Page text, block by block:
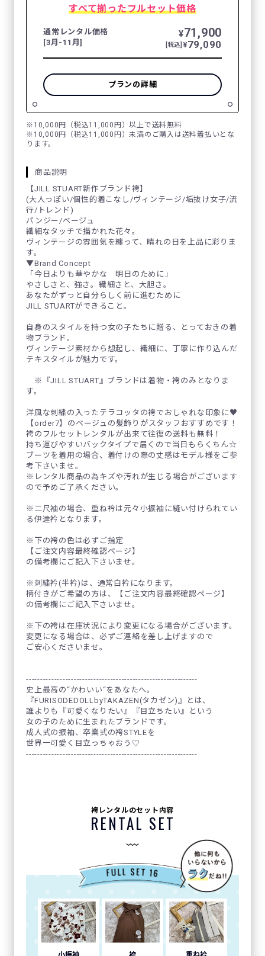
すべて揃ったフルセット価格
通常レンタル価格
[3月-11月]
¥71,900
[税込] ¥79,090
プランの詳細
※10,000円（税込11,000円）以上で送料無料
※10,000円（税込11,000円）未満のご購入は送料着払いとな
ります。
商品説明
【JILL STUART新作ブランド袴】
(大人っぽい/個性的着こなし/ヴィンテージ/垢抜け女子/流
行/トレンド)
パンジー/ベージュ
繊細なタッチで描かれた花々。
ヴィンテージの雰囲気を纏って、晴れの日を上品に彩りま
す。
▼Brand Concept
「今日よりも華やかな 明日のために」
やさしさと、強さ。繊細さと、大胆さ。
あなたがずっと自分らしく前に進むために
JILL STUARTができること。
自身のスタイルを持つ女の子たちに贈る、とっておきの着
物ブランド。
ヴィンテージ素材から想起し、繊細に、丁寧に作り込んだ
テキスタイルが魅力です。
※『JILL STUART』ブランドは着物・袴のみとなりま
す。
洋風な刺繍の入ったテラコッタの袴でおしゃれな印象に♥
【order7】のベージュの髪飾りがスタッフおすすめです！
袴のフルセットレンタルが出来て往復の送料も無料！
持ち運びやすいバックタイプで届くので当日もらくちん☆
ブーツを着用の場合、着付けの際の丈感はモデル様をご参
考下さいませ。
※レンタル商品の為キズや汚れが生じる場合がございます
ので予めご了承ください。
※二尺袖の場合、重ね衿は元々小振袖に縫い付けられてい
る伊達衿となります。
※下の袴の色は必ずご指定
【ご注文内容最終確認ページ】
の備考欄にご記入下さいませ。
※刺繍衿(半衿)は、通常白衿になります。
柄付きがご希望の方は、【ご注文内容最終確認ページ】
の備考欄にご記入下さいませ。
※下の袴は在庫状況により変更になる場合がございます。
変更になる場合は、必ずご連絡を差し上げますので
ご安心くださいませ。
-------------------------------------------------------------
史上最高の“かわいい“をあなたへ。
『FURISODEDOLLbyTAKAZEN(タカゼン)』とは、
誰よりも『可愛くなりたい』『目立ちたい』という
女の子のために生まれたブランドです。
成人式の振袖、卒業式の袴STYLEを
世界一可愛く目立っちゃおう♡
-------------------------------------------------------------
袴レンタルのセット内容
RENTAL SET